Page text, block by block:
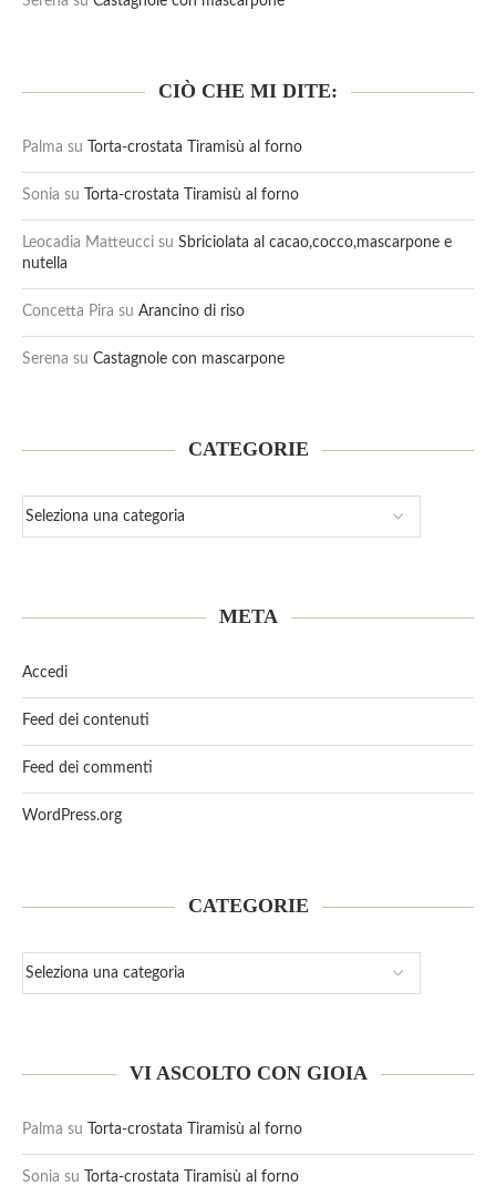
CIÒ CHE MI DITE:
Palma su Torta-crostata Tiramisù al forno
Sonia su Torta-crostata Tiramisù al forno
Leocadia Matteucci su Sbriciolata al cacao,cocco,mascarpone e
nutella
Concetta Pira su Arancino di riso
Serena su Castagnole con mascarpone
CATEGORIE
META
Accedi
Feed dei contenuti
Feed dei commenti
WordPress.org
CATEGORIE
VI ASCOLTO CON GIOIA
Palma su Torta-crostata Tiramisù al forno
Sonia su Torta-crostata Tiramisù al forno